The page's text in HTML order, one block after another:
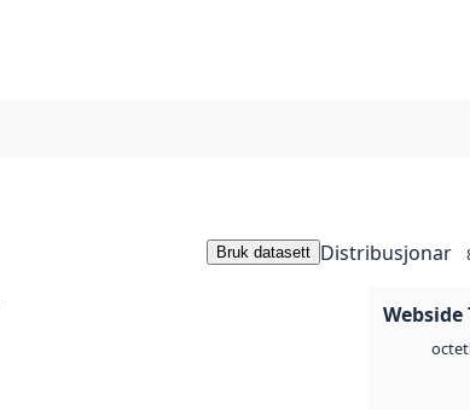
Bruk datasett Distribusjonar
Webside
octet